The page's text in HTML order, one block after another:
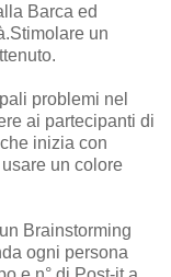
Barca ed
un
problemi nel
ai partecipanti di
inizia con
un colore
Brainstorming
ogni persona